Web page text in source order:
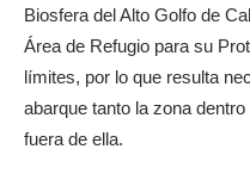
Biosfera del Alto Golfo de
Área de Refugio para su
límites, por lo que resulta
abarque tanto la zona
fuera de ella.